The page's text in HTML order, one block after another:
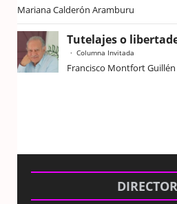
Mariana Calderón Aramburu
Tutelajes o
Columna Invitada
Francisco Montfort Guillén